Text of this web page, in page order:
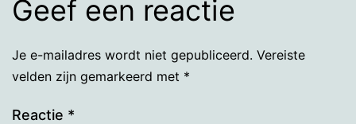
Geef een reactie
Je e-mailadres wordt niet gepubliceerd. Vereiste
velden zijn gemarkeerd met *
Reactie *